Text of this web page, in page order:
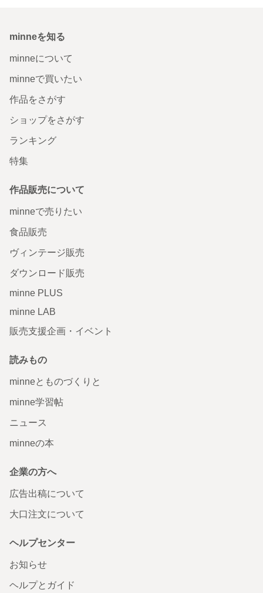
minneを知る
minneについて
minneで買いたい
作品をさがす
ショップをさがす
ランキング
特集
作品販売について
minneで売りたい
食品販売
ヴィンテージ販売
ダウンロード販売
minne PLUS
minne LAB
販売支援企画・イベント
読みもの
minneとものづくりと
minne学習帖
ニュース
minneの本
企業の方へ
広告出稿について
大口注文について
ヘルプセンター
お知らせ
ヘルプとガイド